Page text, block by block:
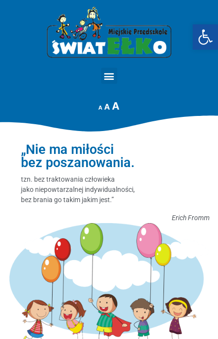
A A A
„Nie ma miłości
bez poszanowania.
tzn. bez traktowania człowieka
jako niepowtarzalnej indywidualności,
bez brania go takim jakim jest.”
Erich Fromm